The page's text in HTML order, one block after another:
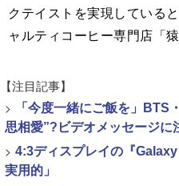
クテイストを実現している
ャルティコーヒー専門店「
【注目記事】
>
「今度一緒にご飯を」BTS
思相愛”?ビデオメッセージに
> 4:3ディスプレイの『
実用的」